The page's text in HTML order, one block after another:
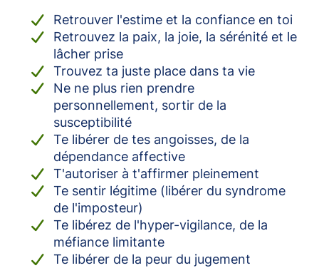
Retrouver l'estime et la confiance en toi
Retrouvez la paix, la joie, la sérénité et le
lâcher prise
Trouvez ta juste place dans ta vie
Ne ne plus rien prendre
personnellement, sortir de la
susceptibilité
Te libérer de tes angoisses, de la
dépendance affective
T'autoriser à t'affirmer pleinement
Te sentir légitime (libérer du syndrome
de l'imposteur)
Te libérez de l'hyper-vigilance, de la
méfiance limitante
Te libérer de la peur du jugement